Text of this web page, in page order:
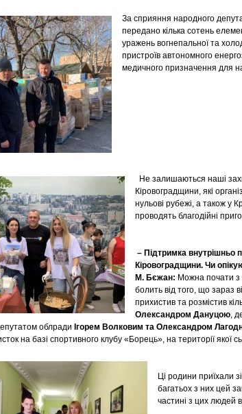
За сприяння народного
передано кілька сотень
уражень вогнепальної та
пристроїв автономного
медичного призначення для
Не залишаються наші
Кіровоградщини, які
нульові рубежі, а також у
проводять благодійні
– Підтримка внутрішньо
Кіровоградщини. Чи
М. Бєжан: Можна почати з
болить від того, що зараз
прихистив та розмістив
Олександром Дануцою,
облради Ігорем Волковим та Олександром
на базі спортивного клубу «Борець», на території якої
Ці родини приїхали
багатьох з них цей
частині з цих людей